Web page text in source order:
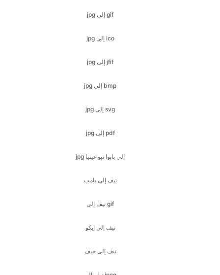
jpg إلى jfif
jpg إلى bmp
jpg إلى svg
jpg إلى pdf
jpg إلى بابوا نيو غينيا
نيف إلى بامب
نيف إلى gif
نيف إلى إيكو
نيف إلى جيف
نيف إلى jpeg
نيف إلى jpg